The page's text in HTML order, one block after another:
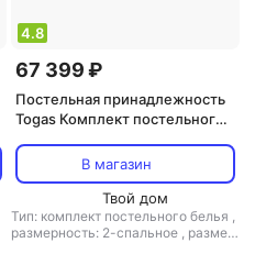
4.8
67 399 ₽
Постельная принадлежность
Togas Комплект постельного
Кинг сайзВ магазин
Твой дом
Тип: комплект постельного белья ,
размерность: 2-спальное , размер